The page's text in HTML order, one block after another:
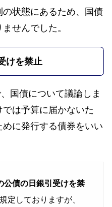
状態にあるため、国債
せんでした。
けを禁止
国債について議論しま
は予算に届かないた
に発行する債券をいい
公債の日銀引受けを禁
定しておりますが、